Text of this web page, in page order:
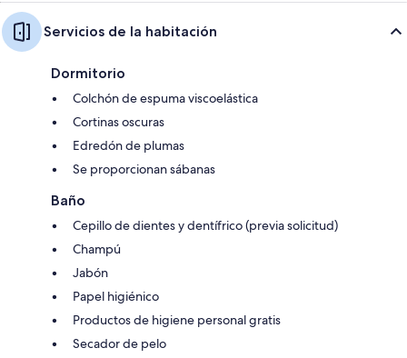
Servicios de la habitación
Dormitorio
Colchón de espuma viscoelástica
Cortinas oscuras
Edredón de plumas
Se proporcionan sábanas
Baño
Cepillo de dientes y dentífrico (previa solicitud)
Champú
Jabón
Papel higiénico
Productos de higiene personal gratis
Secador de pelo